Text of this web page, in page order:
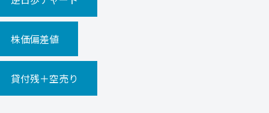
株価偏差値
貸付残＋空売り